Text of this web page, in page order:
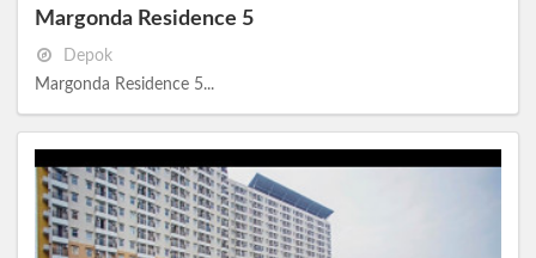
Margonda Residence 5
Depok
Margonda Residence 5...